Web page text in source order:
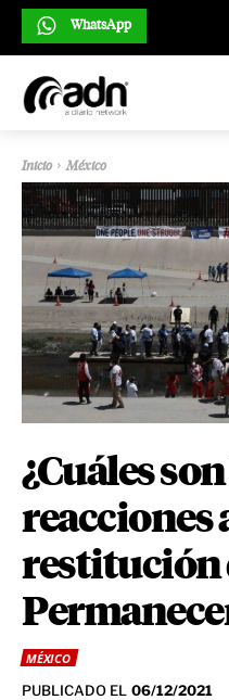
WhatsApp
Inicio México
¿Cuáles
reacciones
restitución
MÉXICO
PUBLICADO EL 06/12/2021